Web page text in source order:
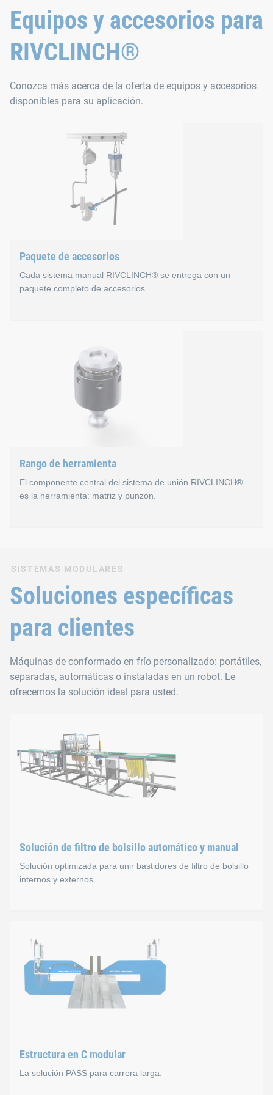
Descripción
Su principal fortaleza es su relación peso/capacidad
Peso del cabezal de trabajo, incl. mango: 4,5 kg (9,9
Presión del aire de trabajo: 6 bares (87 psi)
Fuerza de clinchado a 6 bares: 35 kN (77 klb)
Carrera de trabajo: 8,0 mm (0,32“)
Espesor máx., acero dulce: 3,0 mm (0,12“); acero
Equipos y accesorios para
RIVCLINCH®
Conozca más acerca de la oferta de equipos y accesorios
disponibles para su aplicación.
Paquete de accesorios
Cada sistema manual RIVCLINCH® se entrega con un
paquete completo de accesorios.
Accesorios
Soporte giratorio para suspender las máquinas
Suspensión giroscópica para máquinas manuales
Conjunto de latiguillos de 3 metros, en lugar del
Sistema de control del ciclo de clinchado
Rango de herramienta
El componente central del sistema de unión RIVCLINCH®
es la herramienta: matriz y punzón.
Rango de herramienta
La herramienta es el componente clave del sistema de
Material (acero de construcción, acero inoxidable,
Espesor del material
SISTEMAS MODULARES
Soluciones específicas
para clientes
Máquinas de conformado en frío personalizado: portátiles,
separadas, automáticas o instaladas en un robot. Le
ofrecemos la solución ideal para usted.
Solución de filtro de bolsillo automático y manual
Solución optimizada para unir bastidores de filtro de bolsillo
internos y externos.
Descripción
Nuestras soluciones son apropiadas para las dimensiones
Ventajas
Estructura en C modular
La solución PASS para carrera larga.